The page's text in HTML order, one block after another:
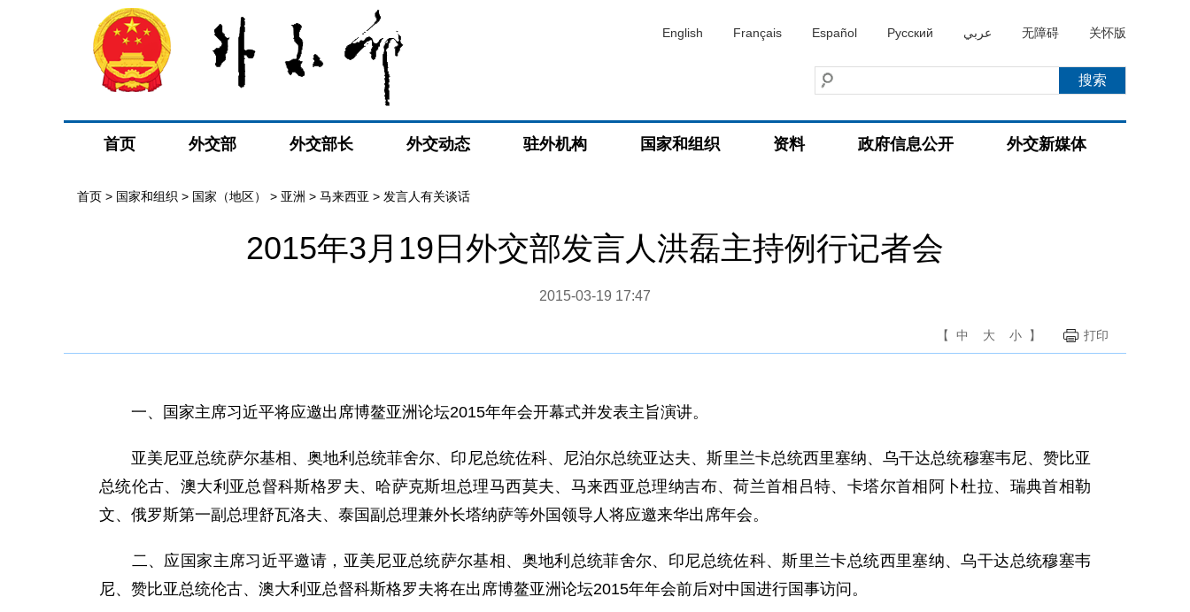
English Français Español Русский عربي 无障碍 关怀版
首页 外交部 外交部长 外交动态 驻外机构 国家和组织 资料 政府信息公开 外交新媒体
首页 > 国家和组织 > 国家（地区） > 亚洲 > 马来西亚 > 发言人有关谈话
2015年3月19日外交部发言人洪磊主持例行记者会
2015-03-19 17:47
【 中 大 小 】 打印
一、国家主席习近平将应邀出席博鳌亚洲论坛2015年年会开幕式并发表主旨演讲。
亚美尼亚总统萨尔基相、奥地利总统菲舍尔、印尼总统佐科、尼泊尔总统亚达夫、斯里兰卡总统西里塞纳、乌干达总统穆塞韦尼、赞比亚
总统伦古、澳大利亚总督科斯格罗夫、哈萨克斯坦总理马西莫夫、马来西亚总理纳吉布、荷兰首相吕特、卡塔尔首相阿卜杜拉、瑞典首相勒
文、俄罗斯第一副总理舒瓦洛夫、泰国副总理兼外长塔纳萨等外国领导人将应邀来华出席年会。
二、应国家主席习近平邀请，亚美尼亚总统萨尔基相、奥地利总统菲舍尔、印尼总统佐科、斯里兰卡总统西里塞纳、乌干达总统穆塞韦
尼、赞比亚总统伦古、澳大利亚总督科斯格罗夫将在出席博鳌亚洲论坛2015年年会前后对中国进行国事访问。